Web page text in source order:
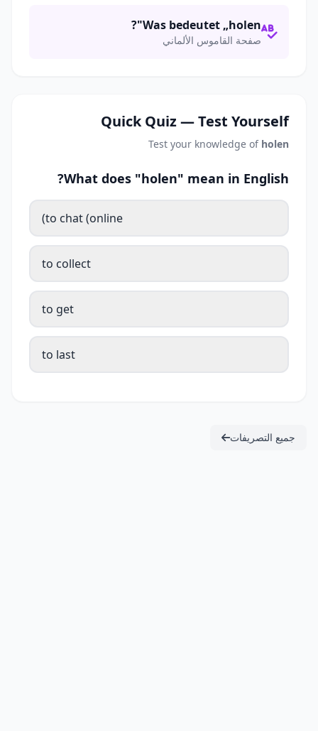
Was bedeutet „holen"?
صفحة القاموس الألماني
Quick Quiz — Test Yourself
Test your knowledge of holen
What does "holen" mean in English?
to chat (online)
to collect
to get
to last
جميع التصريفات